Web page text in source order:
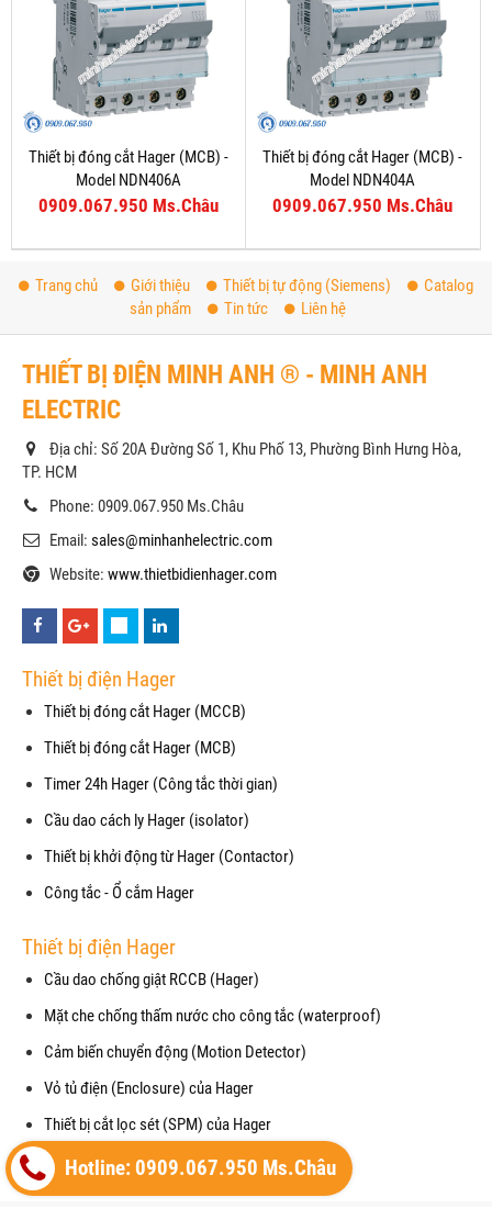
Thiết bị đóng cắt Hager (MCB) -
Model NDN406A
0909.067.950 Ms.Châu
Thiết bị đóng cắt Hager (MCB) -
Model NDN404A
0909.067.950 Ms.Châu
Trang chủ Giới thiệu Thiết bị tự động (Siemens)
Catalog
sản phẩm
Tin tức Liên hệ
THIẾT BỊ ĐIỆN MINH ANH ® - MINH ANH
ELECTRIC
Địa chỉ: Số 20A Đường Số 1, Khu Phố 13, Phường Bình Hưng Hòa,
TP. HCM
Phone: 0909.067.950 Ms.Châu
Email: sales@minhanhelectric.com
Website: www.thietbidienhager.com
Thiết bị điện Hager
Thiết bị đóng cắt Hager (MCCB)
Thiết bị đóng cắt Hager (MCB)
Timer 24h Hager (Công tắc thời gian)
Cầu dao cách ly Hager (isolator)
Thiết bị khởi động từ Hager (Contactor)
Công tắc - Ổ cắm Hager
Thiết bị điện Hager
Cầu dao chống giật RCCB (Hager)
Mặt che chống thấm nước cho công tắc (waterproof)
Cảm biến chuyển động (Motion Detector)
Vỏ tủ điện (Enclosure) của Hager
Thiết bị cắt lọc sét (SPM) của Hager
Máy cắt không khí (ACB) của Hager
Hotline: 0909.067.950 Ms.Châu